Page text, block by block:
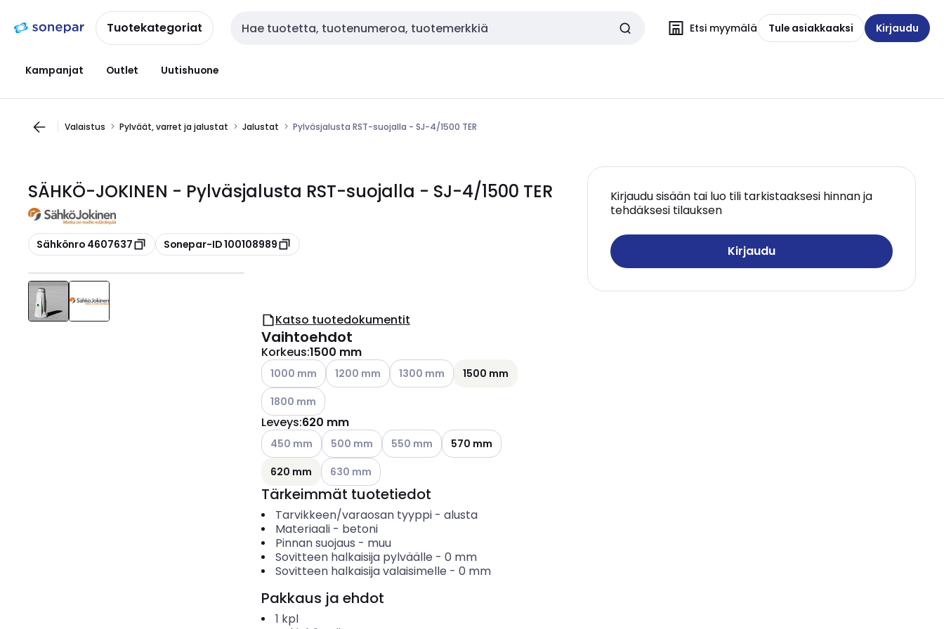
navigointiinsisältöönTuotekategoriat Haku Etsi myymälä Tule asiakkaaksi Kirjaudu
Kampanjat Outlet Uutishuone
Valaistus Pylväät, varret ja jalustat Jalustat Pylväsjalusta RST-suojalla - SJ-4/1500 TER
SÄHKÖ-JOKINEN - Pylväsjalusta RST-suojalla - SJ-4/1500 TER
Kopioi
Sähkönro 4607637 Kopioi
Sonepar-ID 100108989
Kirjaudu sisään tai luo tili tarkistaaksesi hinnan ja
tehdäksesi tilauksen
Kirjaudu
Katso tuotedokumentit
Vaihtoehdot
Korkeus:1500 mm
Katso käytettävissä olevat vaihtoehdot
1000 mm Katso käytettävissä olevat vaihtoehdot
1200 mm Katso käytettävissä olevat vaihtoehdot
1300 mm
1500 mm
Katso käytettävissä olevat vaihtoehdot
1800 mm
Leveys:620 mm
Katso käytettävissä olevat vaihtoehdot
450 mm Katso käytettävissä olevat vaihtoehdot
500 mm Katso käytettävissä olevat vaihtoehdot
550 mm
570 mm
620 mm
Katso käytettävissä olevat vaihtoehdot
630 mm
Tärkeimmät tuotetiedot
Tarvikkeen/varaosan tyyppi- alusta
Materiaali- betoni
Pinnan suojaus - muu
Sovitteen halkaisija pylväälle - 0 mm
Sovitteen halkaisija valaisimelle - 0 mm
Pakkaus ja ehdot
1 kpl